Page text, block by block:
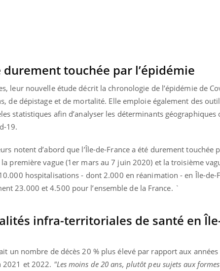
durement touchée par l’épidémie
leur nouvelle étude décrit la chronologie de l’épidémie de
de dépistage et de mortalité. Elle emploie également des
statistiques afin d’analyser les déterminants géographiques
19.
notent d’abord que l’Île-de-France a été durement touchée
première vague (1er mars au 7 juin 2020) et la troisième
hospitalisations - dont 2.000 en réanimation - en Île-de-
23.000 et 4.500 pour l’ensemble de la France. `
infra-territoriales de santé en
un nombre de décès 20 % plus élevé par rapport aux années
2021 et 2022. "Les moins de 20 ans, plutôt peu sujets aux
& Charge mentale : et si on
parler??Youtube
l'insuline dans le diabète de type 2
d'idées reçues chez les
Youtube
Eczéma Chronique des
préparer pour l’été !
L'été arrive… et avec lui, un
rythme de vie ! Vacances,